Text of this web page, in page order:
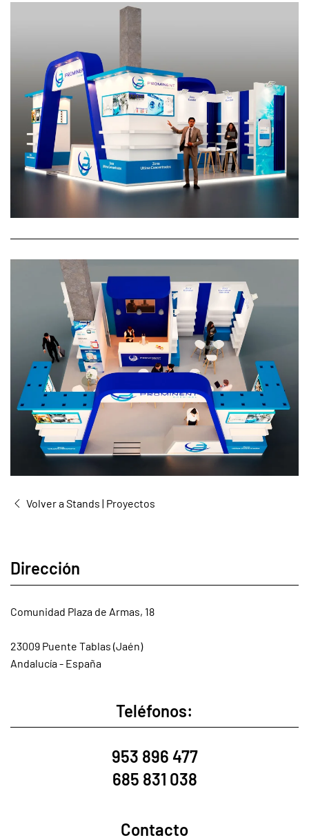
Volver a Stands | Proyectos
Dirección
Comunidad Plaza de Armas, 18
23009 Puente Tablas (Jaén)
Andalucía - España
Teléfonos:
953 896 477
685 831 038
Contacto